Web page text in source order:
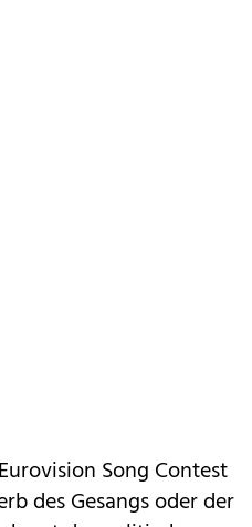
Song Contest
des Gesangs oder der